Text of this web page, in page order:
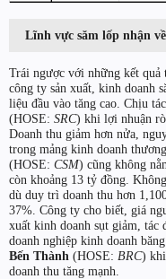
Lĩnh vực săm lốp nhận
Trái ngược với những kết quả
công ty sản xuất, kinh doanh
liệu đầu vào tăng cao. Chịu
(HOSE: SRC) khi lợi nhuận
Doanh thu giảm hơn nửa,
trong mảng kinh doanh
(HOSE: CSM) cũng không
còn khoảng 13 tỷ đồng.
dù duy trì doanh thu hơn
37%. Công ty cho biết, giá
xuất kinh doanh sụt giảm,
doanh nghiệp kinh doanh
Bến Thành (HOSE: BRC)
doanh thu tăng mạnh.